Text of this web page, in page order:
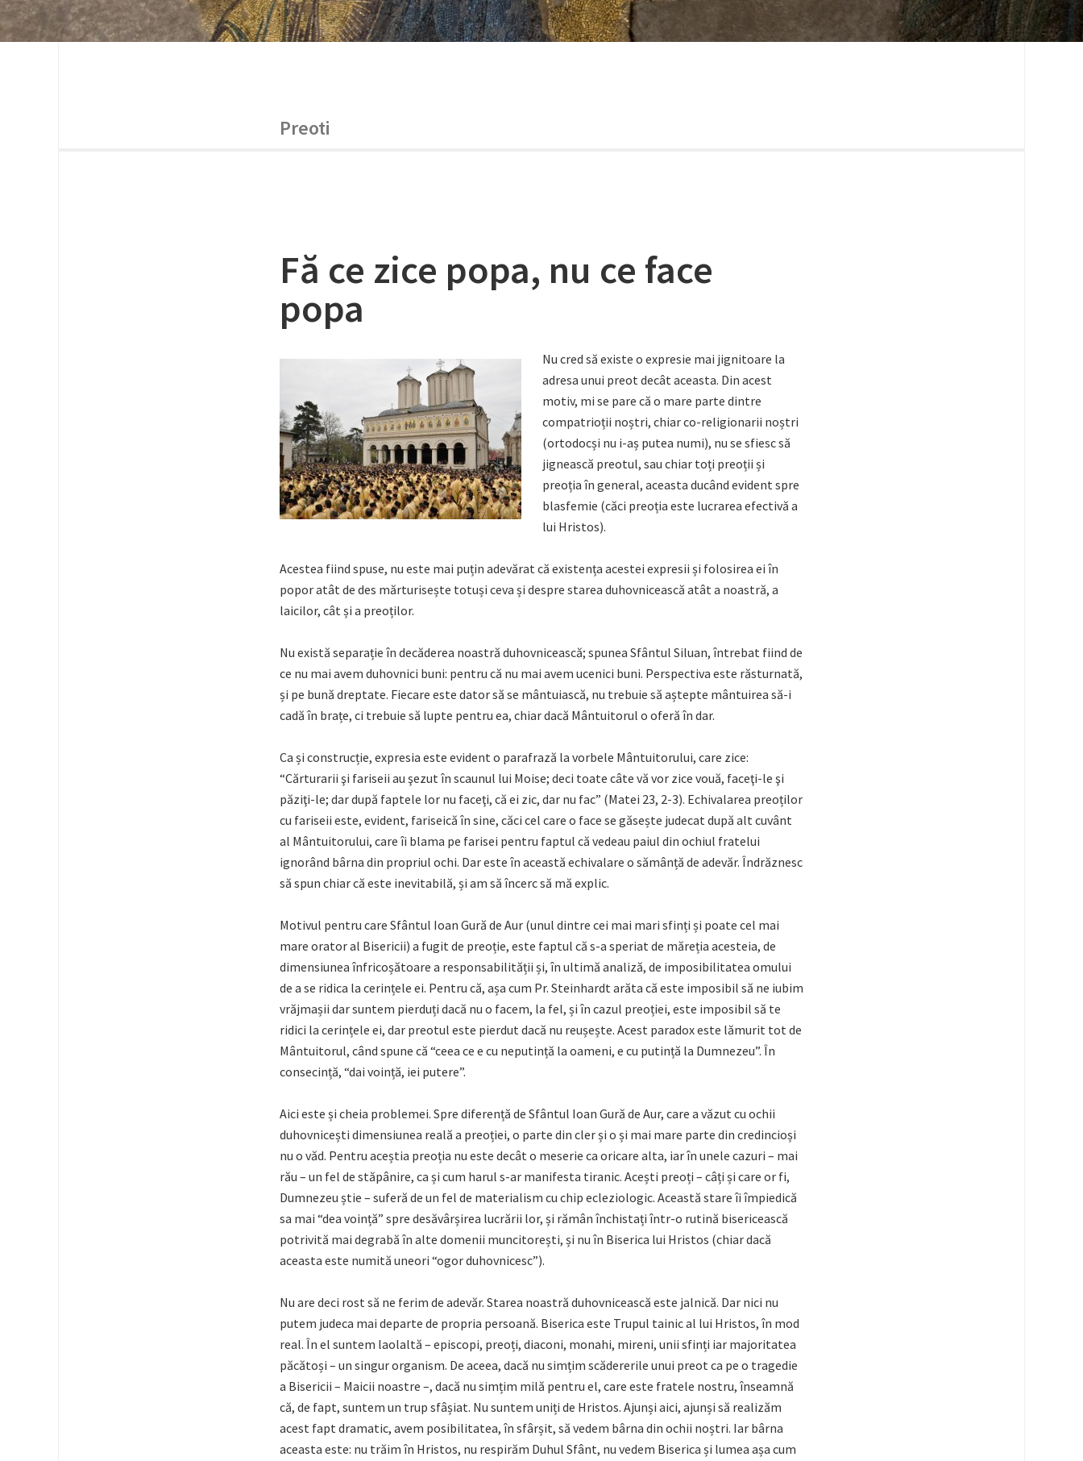
Preoti
Fă ce zice popa, nu ce face
popa
Nu cred să existe o expresie mai jignitoare la
adresa unui preot decât aceasta. Din acest
motiv, mi se pare că o mare parte dintre
compatrioții noștri, chiar co-religionarii noștri
(ortodocși nu i-aș putea numi), nu se sfiesc să
jignească preotul, sau chiar toți preoții și
preoția în general, aceasta ducând evident spre
blasfemie (căci preoția este lucrarea efectivă a
lui Hristos).
Acestea fiind spuse, nu este mai puțin adevărat că existența acestei expresii și folosirea ei în
popor atât de des mărturisește totuși ceva și despre starea duhovnicească atât a noastră, a
laicilor, cât și a preoților.
Nu există separație în decăderea noastră duhovnicească; spunea Sfântul Siluan, întrebat fiind de
ce nu mai avem duhovnici buni: pentru că nu mai avem ucenici buni. Perspectiva este răsturnată,
și pe bună dreptate. Fiecare este dator să se mântuiască, nu trebuie să aștepte mântuirea să-i
cadă în brațe, ci trebuie să lupte pentru ea, chiar dacă Mântuitorul o oferă în dar.
Ca și construcție, expresia este evident o parafrază la vorbele Mântuitorului, care zice:
“Cărturarii şi fariseii au şezut în scaunul lui Moise; deci toate câte vă vor zice vouă, faceţi-le şi
păziţi-le; dar după faptele lor nu faceţi, că ei zic, dar nu fac” (Matei 23, 2-3). Echivalarea preoților
cu fariseii este, evident, fariseică în sine, căci cel care o face se găsește judecat după alt cuvânt
al Mântuitorului, care îi blama pe farisei pentru faptul că vedeau paiul din ochiul fratelui
ignorând bârna din propriul ochi. Dar este în această echivalare o sămânță de adevăr. Îndrăznesc
să spun chiar că este inevitabilă, și am să încerc să mă explic.
Motivul pentru care Sfântul Ioan Gură de Aur (unul dintre cei mai mari sfinți și poate cel mai
mare orator al Bisericii) a fugit de preoție, este faptul că s-a speriat de măreția acesteia, de
dimensiunea înfricoșătoare a responsabilității și, în ultimă analiză, de imposibilitatea omului
de a se ridica la cerințele ei. Pentru că, așa cum Pr. Steinhardt arăta că este imposibil să ne iubim
vrăjmașii dar suntem pierduți dacă nu o facem, la fel, și în cazul preoției, este imposibil să te
ridici la cerințele ei, dar preotul este pierdut dacă nu reușește. Acest paradox este lămurit tot de
Mântuitorul, când spune că “ceea ce e cu neputință la oameni, e cu putință la Dumnezeu”. În
consecință, “dai voință, iei putere”.
Aici este și cheia problemei. Spre diferență de Sfântul Ioan Gură de Aur, care a văzut cu ochii
duhovnicești dimensiunea reală a preoției, o parte din cler și o și mai mare parte din credincioși
nu o văd. Pentru aceștia preoția nu este decât o meserie ca oricare alta, iar în unele cazuri – mai
rău – un fel de stăpânire, ca și cum harul s-ar manifesta tiranic. Acești preoți – câți și care or fi,
Dumnezeu știe – suferă de un fel de materialism cu chip ecleziologic. Această stare îi împiedică
sa mai “dea voință” spre desăvârșirea lucrării lor, și rămân închistați într-o rutină bisericească
potrivită mai degrabă în alte domenii muncitorești, și nu în Biserica lui Hristos (chiar dacă
aceasta este numită uneori “ogor duhovnicesc”).
Nu are deci rost să ne ferim de adevăr. Starea noastră duhovnicească este jalnică. Dar nici nu
putem judeca mai departe de propria persoană. Biserica este Trupul tainic al lui Hristos, în mod
real. În el suntem laolaltă – episcopi, preoți, diaconi, monahi, mireni, unii sfinți iar majoritatea
păcătoși – un singur organism. De aceea, dacă nu simțim scădererile unui preot ca pe o tragedie
a Bisericii – Maicii noastre –, dacă nu simțim milă pentru el, care este fratele nostru, înseamnă
că, de fapt, suntem un trup sfâșiat. Nu suntem uniți de Hristos. Ajunși aici, ajunși să realizăm
acest fapt dramatic, avem posibilitatea, în sfârșit, să vedem bârna din ochii noștri. Iar bârna
aceasta este: nu trăim în Hristos, nu respirăm Duhul Sfânt, nu vedem Biserica și lumea așa cum